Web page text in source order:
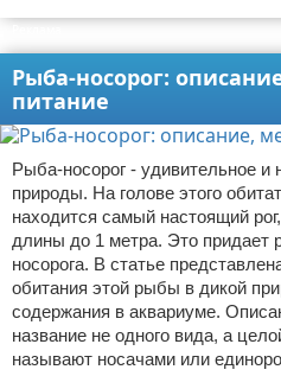
Рыба-носорог:
питание
Рыба-носорог - удивительное и
природы. На голове этого
находится самый настоящий
длины до 1 метра. Это придает
носорога. В статье
обитания этой рыбы в дикой
содержания в аквариуме.
название не одного вида, а
называют носачами или